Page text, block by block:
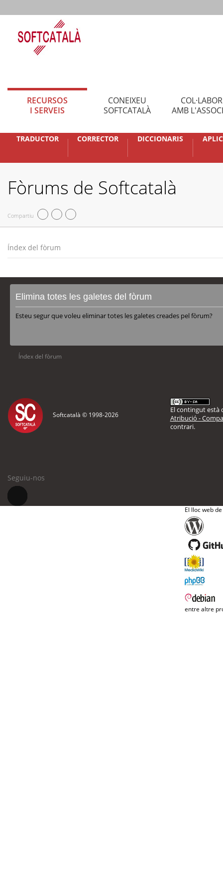
RECURSOS
I SERVEIS
CONEIXEU
SOFTCATALÀ
AMB
TRADUCTOR CORRECTOR DICCIONARIS
Fòrums de Softcatalà
Compartiu
Índex del fòrum
Elimina totes les galetes del fòrum
Esteu segur que voleu eliminar totes les galetes creades pel fòrum?
Índex del fòrum
Softcatalà © 1998-2026
El contingut està
Atribució -
contrari.
Seguiu-nos
El lloc web
entre altre